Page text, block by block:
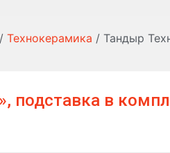
/ Технокерамика / Тандыр
подставка в